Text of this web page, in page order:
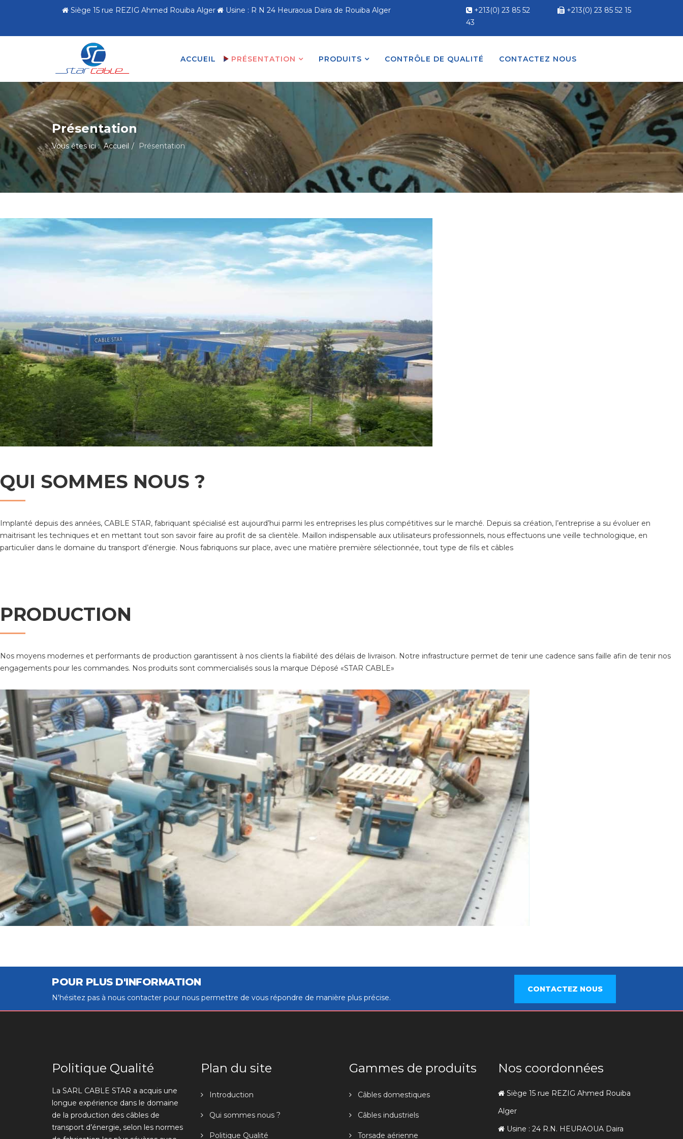
Siège 15 rue REZIG Ahmed Rouiba Alger Usine : R N 24 Heuraoua Daira de Rouiba Alger
+213(0) 23 85 52
43
+213(0) 23 85 52 15
ACCUEIL PRÉSENTATION PRODUITS CONTRÔLE DE QUALITÉ CONTACTEZ NOUS
Présentation
Vous êtes ici :Accueil Présentation
QUI SOMMES NOUS ?
Implanté depuis des années, CABLE STAR, fabriquant spécialisé est aujourd’hui parmi les entreprises les plus compétitives sur le marché. Depuis sa création, l’entreprise a su évoluer en
maitrisant les techniques et en mettant tout son savoir faire au profit de sa clientèle. Maillon indispensable aux utilisateurs professionnels, nous effectuons une veille technologique, en
particulier dans le domaine du transport d’énergie. Nous fabriquons sur place, avec une matière première sélectionnée, tout type de fils et câbles
PRODUCTION
Nos moyens modernes et performants de production garantissent à nos clients la fiabilité des délais de livraison. Notre infrastructure permet de tenir une cadence sans faille afin de tenir nos
engagements pour les commandes. Nos produits sont commercialisés sous la marque Déposé «STAR CABLE»
POUR PLUS D'INFORMATION
N'hésitez pas à nous contacter pour nous permettre de vous répondre de manière plus précise.
CONTACTEZ NOUS
Politique Qualité
La SARL CABLE STAR a acquis une
longue expérience dans le domaine
de la production des câbles de
transport d’énergie, selon les normes
Plan du site
Introduction
Qui sommes nous ?
Politique Qualité
Gammes de produits
Câbles domestiques
Câbles industriels
Torsade aérienne
Nos coordonnées
Siège 15 rue REZIG Ahmed Rouiba
Alger
Usine : 24 R.N. HEURAOUA Daira